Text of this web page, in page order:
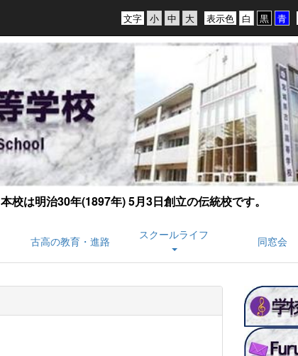
表示色
文字
本校は明治30年(1897年) 5月3日創立の伝統校です。
古高の教育・進路 スクールライフ 同窓会